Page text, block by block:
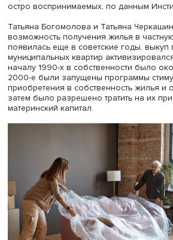
Заведующая отделом социальных
экономики и организации
Сибирского отделения РАН
научный сотрудник отдела этого
представили доклад
богатства в России как результат
институциональные возможности».
Авторы отмечают: неравенство по
выше, чем по доходам, хотя и
Коэффициент Джини, отражающий
колеблется в России в последние
как индекс неравенства
по данным Credit Suisse, около 0,9,
данными по Бразилии и выше,
стран.